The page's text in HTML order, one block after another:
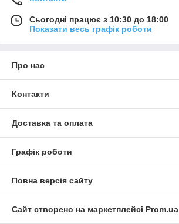
Сьогодні працює з 10:30 до 18:00
Показати весь графік роботи
Про нас
Контакти
Доставка та оплата
Графік роботи
Повна версія сайту
Сайт створено на маркетплейсі Prom.ua